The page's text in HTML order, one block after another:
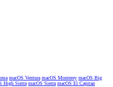
macOS Ventura macOS Monterey macOS Big
High Sierra macOS Sierra macOS El Capitan